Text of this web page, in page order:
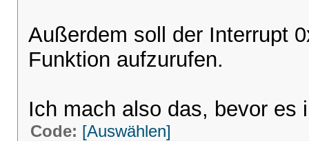
Außerdem soll der Interrupt
Funktion aufzurufen.
Ich mach also das, bevor es
Code: [Auswählen]